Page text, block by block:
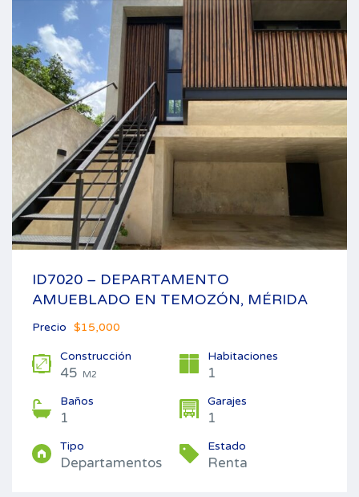
ID7020 – DEPARTAMENTO
AMUEBLADO EN TEMOZÓN, MÉRIDA
Precio $15,000
Construcción
45 M2
Habitaciones
1
Baños
1
Garajes
1
Tipo
Departamentos
Estado
Renta